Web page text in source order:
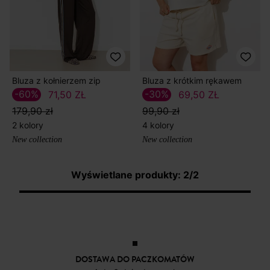
Bluza z kołnierzem zip
71,50 ZŁ
179,90 zł
-60%
2 kolory
New collection
Bluza z krótkim rękawem
69,50 ZŁ
99,90 zł
-30%
4 kolory
New collection
Wyświetlane produkty: 2/2
DOSTAWA DO PACZKOMATÓW